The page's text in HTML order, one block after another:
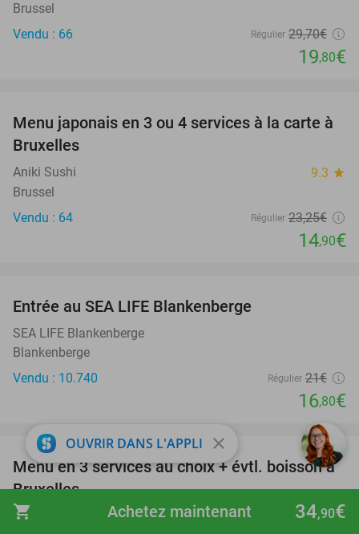
shopping_cart 34,90€
Achetez maintenant
Brussel
Vendu : 66
Régulier 29,70€
19,80€
36%
Menu japonais en 3 ou 4 services à la carte à
Bruxelles
Aniki Sushi 9.3 star
Brussel
Vendu : 64
Régulier 23,25€
14,90€
Entrée au SEA LIFE Blankenberge
SEA LIFE Blankenberge
Blankenberge
Vendu : 10.740
Régulier 21€
16,80€
47%
favorite_border
Menu en 3 services au choix + évtl. boisson à
Bruxelles
Pasta Express 10.0star
OUVRIR DANS L'APPLI close